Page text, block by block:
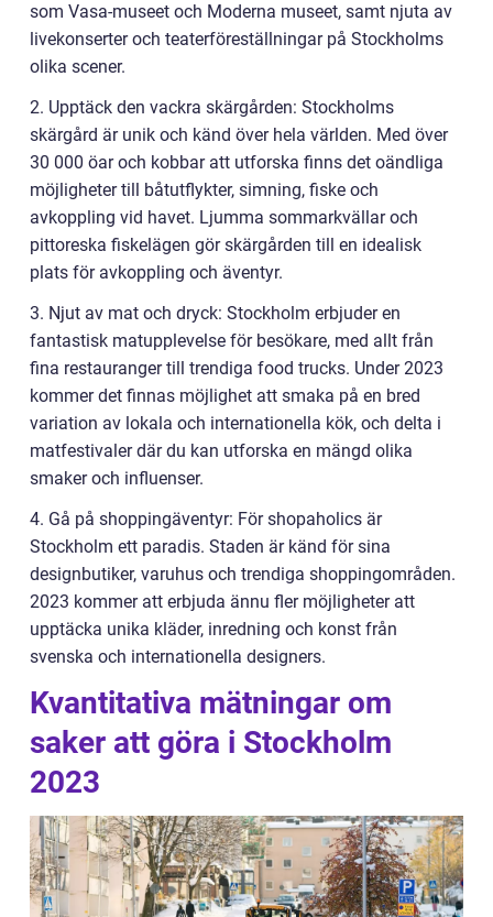
som Vasa-museet och Moderna museet, samt njuta av
livekonserter och teaterföreställningar på Stockholms
olika scener.
2. Upptäck den vackra skärgården: Stockholms
skärgård är unik och känd över hela världen. Med över
30 000 öar och kobbar att utforska finns det oändliga
möjligheter till båtutflykter, simning, fiske och
avkoppling vid havet. Ljumma sommarkvällar och
pittoreska fiskelägen gör skärgården till en idealisk
plats för avkoppling och äventyr.
3. Njut av mat och dryck: Stockholm erbjuder en
fantastisk matupplevelse för besökare, med allt från
fina restauranger till trendiga food trucks. Under 2023
kommer det finnas möjlighet att smaka på en bred
variation av lokala och internationella kök, och delta i
matfestivaler där du kan utforska en mängd olika
smaker och influenser.
4. Gå på shoppingäventyr: För shopaholics är
Stockholm ett paradis. Staden är känd för sina
designbutiker, varuhus och trendiga shoppingområden.
2023 kommer att erbjuda ännu fler möjligheter att
upptäcka unika kläder, inredning och konst från
svenska och internationella designers.
Kvantitativa mätningar om
saker att göra i Stockholm
2023